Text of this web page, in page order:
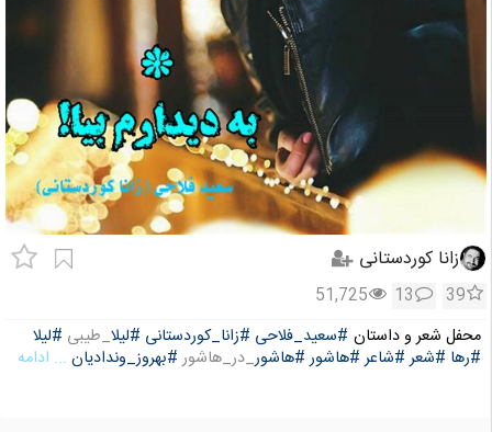
زانا کوردستانی
39
13
51,725
محفل شعر و داستان #سعید_فلاحی #زانا_کوردستانی #لیلا_طیبی #لیلا
#رها #شعر #شاعر #هاشور #هاشور_در_هاشور#بهروز_وندادیان ... ادامه